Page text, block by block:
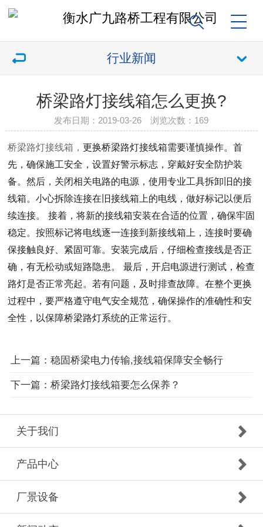
行业新闻
桥梁路灯接线箱怎么更换?
发布日期：2019-03-26 浏览次数： 169
桥梁路灯接线箱，更换桥梁路灯接线箱需要谨慎操作。首
先，确保施工安全，设置好警示标志，穿戴好安全防护装
备。然后，关闭相关电路的电源，使用专业工具拆卸旧的接
线箱。小心拆除连接在旧接线箱上的电线，做好标记以便后
续连接。 接着，将新的接线箱安装在合适的位置，确保牢固
稳定。按照标记将电线逐一连接到新接线箱上，连接时要确
保接触良好、紧固可靠。安装完成后，仔细检查接线是否正
确，有无松动或短路隐患。 最后，开启电源进行测试，检查
路灯是否正常亮起。若有问题，及时排查故障。在整个更换
过程中，要严格遵守电气安全规范，确保操作的准确性和安
全性，以保障桥梁路灯系统的正常运行。
上一篇：稳固桥梁电力传输,接线箱保障安全畅行
下一篇：桥梁路灯接线箱要怎么保养？
关于我们
产品中心
厂景设备